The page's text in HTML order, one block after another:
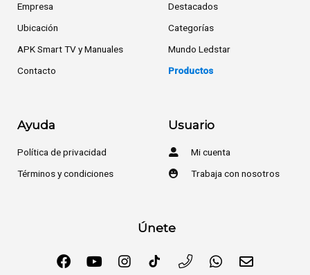
Empresa
Ubicación
APK Smart TV y Manuales
Contacto
Destacados
Categorías
Mundo Ledstar
Productos
Ayuda
Política de privacidad
Términos y condiciones
Usuario
Mi cuenta
Trabaja con nosotros
Únete